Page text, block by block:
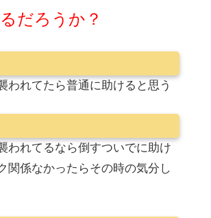
だろうか？
われてたら普通に助けると思う
われてるなら倒すついでに助け
関係なかったらその時の気分し